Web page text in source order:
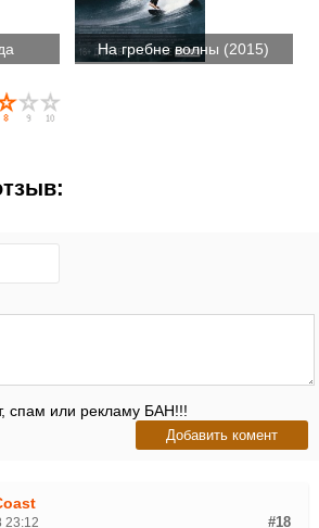
На гребне волны (2015)
спам или рекламу БАН!!!
23:12 #18